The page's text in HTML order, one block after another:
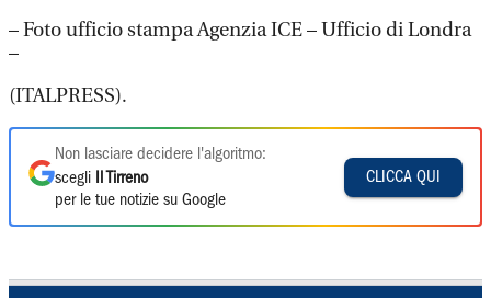
– Foto ufficio stampa Agenzia ICE – Ufficio di Londra
–
(ITALPRESS).
Non lasciare decidere l'algoritmo:
scegli
Il Tirreno
per le tue notizie su Google
CLICCA QUI